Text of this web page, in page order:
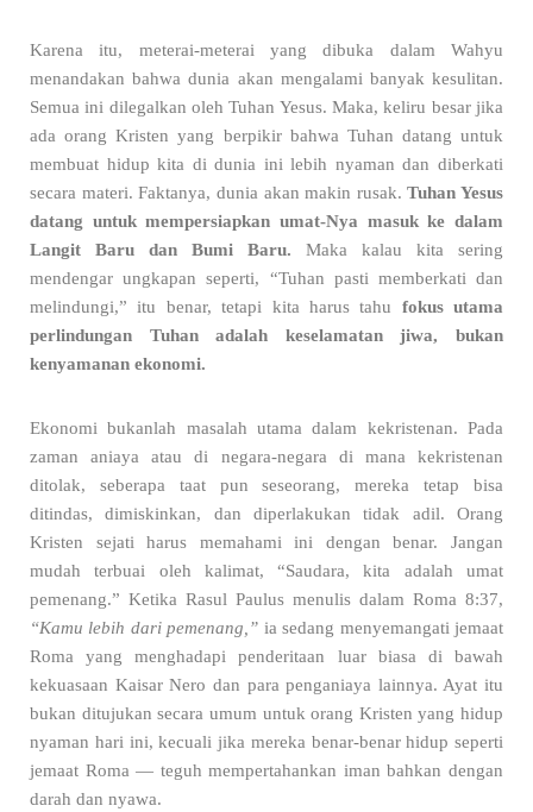
Karena itu, meterai-meterai yang dibuka dalam Wahyu
menandakan bahwa dunia akan mengalami banyak kesulitan.
Semua ini dilegalkan oleh Tuhan Yesus. Maka, keliru besar jika
ada orang Kristen yang berpikir bahwa Tuhan datang untuk
membuat hidup kita di dunia ini lebih nyaman dan diberkati
secara materi. Faktanya, dunia akan makin rusak.Tuhan Yesus
datang untuk mempersiapkan umat-Nya masuk ke dalam
Langit Baru dan Bumi Baru. Maka kalau kita sering
mendengar ungkapan seperti, “Tuhan pasti memberkati dan
melindungi,” itu benar, tetapi kita harus tahu fokus utama
perlindungan Tuhan adalah keselamatan jiwa, bukan
kenyamanan ekonomi.
Ekonomi bukanlah masalah utama dalam kekristenan. Pada
zaman aniaya atau di negara-negara di mana kekristenan
ditolak, seberapa taat pun seseorang, mereka tetap bisa
ditindas, dimiskinkan, dan diperlakukan tidak adil. Orang
Kristen sejati harus memahami ini dengan benar. Jangan
mudah terbuai oleh kalimat, “Saudara, kita adalah umat
pemenang.” Ketika Rasul Paulus menulis dalam Roma 8:37,
“Kamu lebih dari pemenang,” ia sedang menyemangati jemaat
Roma yang menghadapi penderitaan luar biasa di bawah
kekuasaan Kaisar Nero dan para penganiaya lainnya. Ayat itu
bukan ditujukan secara umum untuk orang Kristen yang hidup
nyaman hari ini, kecuali jika mereka benar-benar hidup seperti
jemaat Roma — teguh mempertahankan iman bahkan dengan
darah dan nyawa.